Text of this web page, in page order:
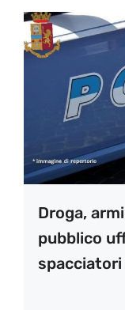
Droga,
pubblico
spacciatori